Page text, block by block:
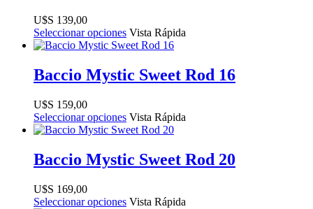
$
139,00
Seleccionar opciones Vista Rápida
Baccio Mystic Sweet Rod 16
$
159,00
Seleccionar opciones Vista Rápida
Baccio Mystic Sweet Rod 20
$
169,00
Seleccionar opciones Vista Rápida